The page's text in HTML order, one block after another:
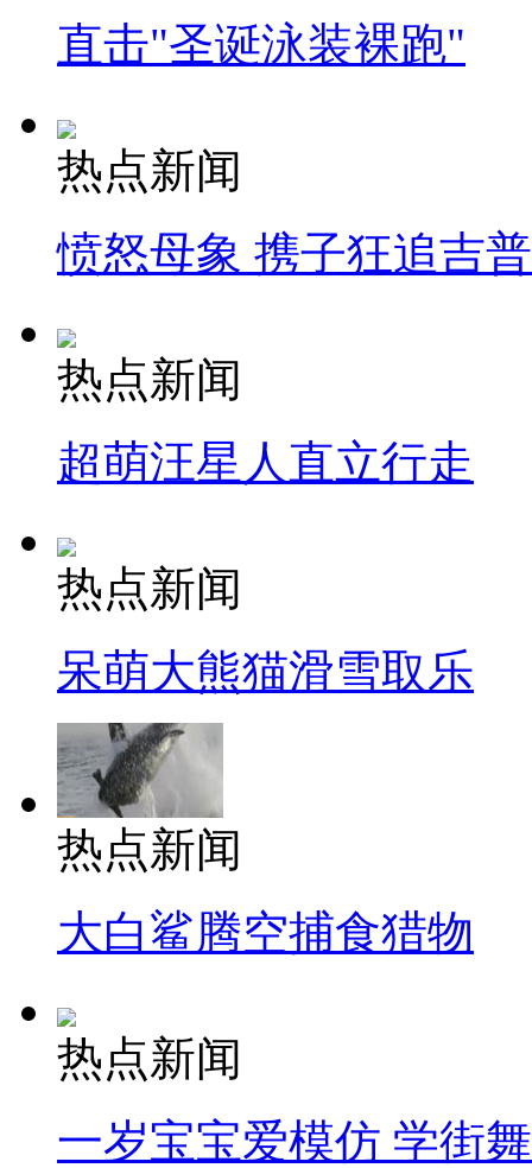
直击"圣诞泳装裸跑"
热点新闻
愤怒母象 携子狂追吉
热点新闻
超萌汪星人直立行走
热点新闻
呆萌大熊猫滑雪取乐
热点新闻
大白鲨腾空捕食猎物
热点新闻
一岁宝宝爱模仿 学街